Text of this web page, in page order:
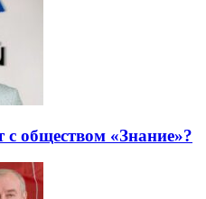
с обществом «Знание»?